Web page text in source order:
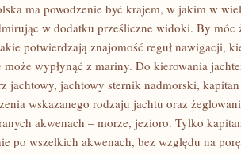
ma powodzenie być krajem, w jakim w
w dodatku prześliczne widoki. By móc
potwierdzają znajomość reguł nawigacji,
wypłynąć z mariny. Do kierowania
jachtowy, jachtowy sternik nadmorski,
wskazanego rodzaju jachtu oraz
akwenach – morze, jezioro. Tylko
po wszelkich akwenach, bez względu na